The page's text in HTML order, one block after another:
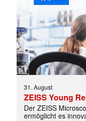
Mit dem
jede
E-
Mail
31. August
ZEISS Young
Der ZEISS
ermöglicht es